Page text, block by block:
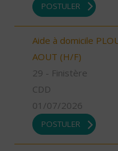
POSTULER
Aide à domicile
AOUT (H/F)
29 - Finistère
CDD
01/07/2026
POSTULER